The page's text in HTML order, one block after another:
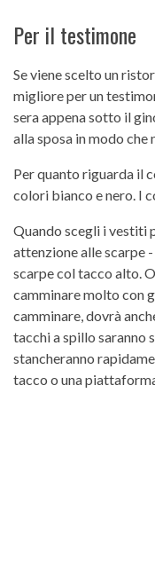
Per il testimone
Se viene scelto un
migliore per un
sera appena sotto il
alla sposa in modo che
Per quanto riguarda il
colori bianco e nero. I
Quando scegli i vestiti
attenzione alle scarpe
scarpe col tacco alto.
camminare molto con
camminare, dovrà
tacchi a spillo saranno
stancheranno
tacco o una